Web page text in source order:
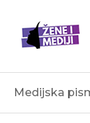
Medijska